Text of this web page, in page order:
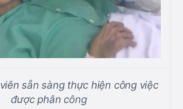
sẵn sàng thực hiện công việc
được phân công